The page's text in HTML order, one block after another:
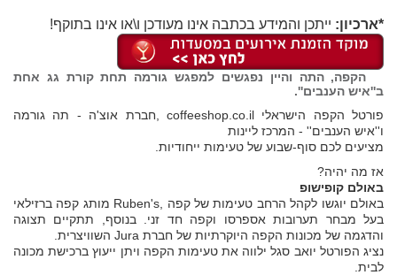
*ארכיון: ייתכן והמידע בכתבה אינו מעודכן ו\או אינו בתוקף!
הקפה, התה והיין נפגשים למפגש גורמה תחת קורת גג אחת
ב''איש הענבים''.
פורטל הקפה הישראלי coffeeshop.co.il ,חברת אוצ'ה - תה גורמה
ו''איש הענבים'' - המרכז ליינות
מציעים לכם סוף-שבוע של טעימות ייחודיות.
אז מה יהיה?
באולם קופישופ
באולם יוגשו לקהל הרחב טעימות של קפה ,Ruben's מותג קפה ברזילאי
בעל מבחר תערובות אספרסו וקפה חד זני. בנוסף, תתקיים תצוגה
והדגמה של מכונות הקפה היוקרתיות של חברת Jura השוויצרית.
נציג הפורטל יואב סגל ילווה את טעימות הקפה ויתן ייעוץ ברכישת מכונה
לבית.